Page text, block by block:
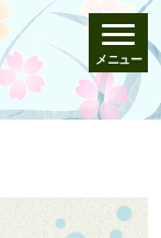
メニュー